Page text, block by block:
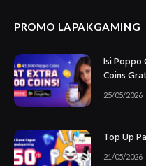
PROMO LAPAKGAMING
Isi Poppo
Coins
25/05/2026
Top Up
21/05/2026